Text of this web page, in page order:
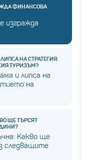
ФИНАНСОВА
изгражда
НА СТРАТЕГИЯ:
ТУРИЗЪМ?
и липса на
на
ЩЕ ТЪРСЯТ
Какво ще
следващите